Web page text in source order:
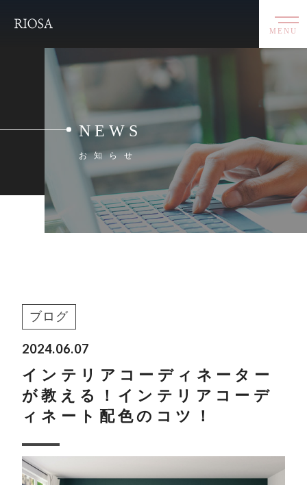
MENU
NEWS
お知らせ
ブログ
2024.06.07
インテリアコーディネーター
が教える！インテリアコーデ
ィネート配色のコツ！